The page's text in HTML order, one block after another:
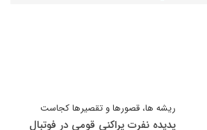
ریشه ها، قصورها و تقصیرها کجاست
پدیده نفرت پراکنی قومی در فوتبال